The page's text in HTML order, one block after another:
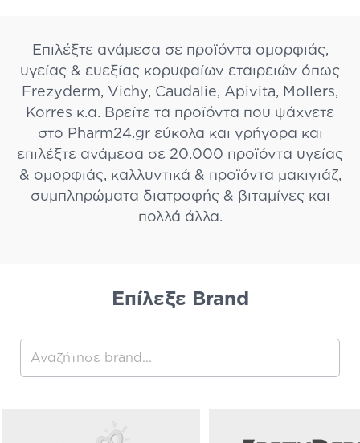
Επιλέξτε ανάμεσα σε προϊόντα ομορφιάς,
υγείας & ευεξίας κορυφαίων εταιρειών όπως
Frezyderm, Vichy, Caudalie, Apivita, Mollers,
Korres κ.α. Βρείτε τα προϊόντα που ψάχνετε
στο Pharm24.gr εύκολα και γρήγορα και
επιλέξτε ανάμεσα σε 20.000 προϊόντα υγείας
& ομορφιάς, καλλυντικά & προϊόντα μακιγιάζ,
συμπληρώματα διατροφής & βιταμίνες και
πολλά άλλα.
Eπίλεξε Brand